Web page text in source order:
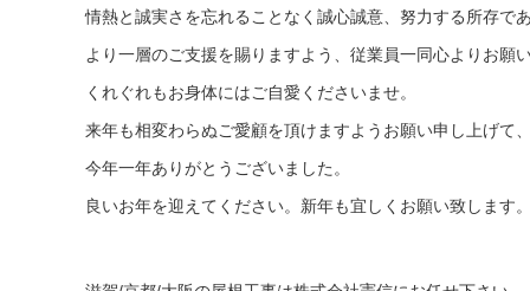
情熱と誠実さを忘れることなく誠心誠意、努力する所存で
より一層のご支援を賜りますよう、従業員一同心よりお願
くれぐれもお身体にはご自愛くださいませ。
来年も相変わらぬご愛顧を頂けますようお願い申し上げて
今年一年ありがとうございました。
良いお年を迎えてください。新年も宜しくお願い致します